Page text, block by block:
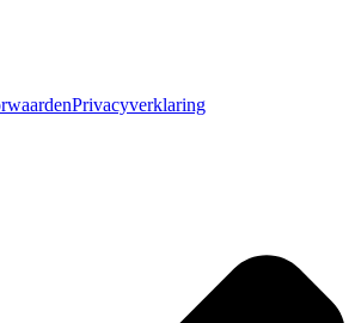
Privacyverklaring